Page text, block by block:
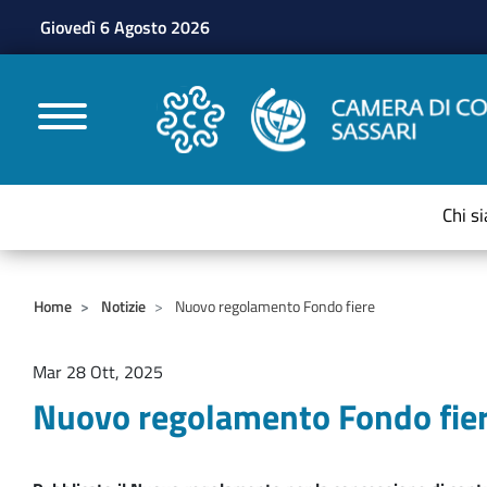
Giovedì 6 Agosto 2026
CAMERE DI
Chi
Home Notizie Nuovo regolamento Fondo fiere
Mar 28 Ott, 2025
Nuovo regolamento Fondo